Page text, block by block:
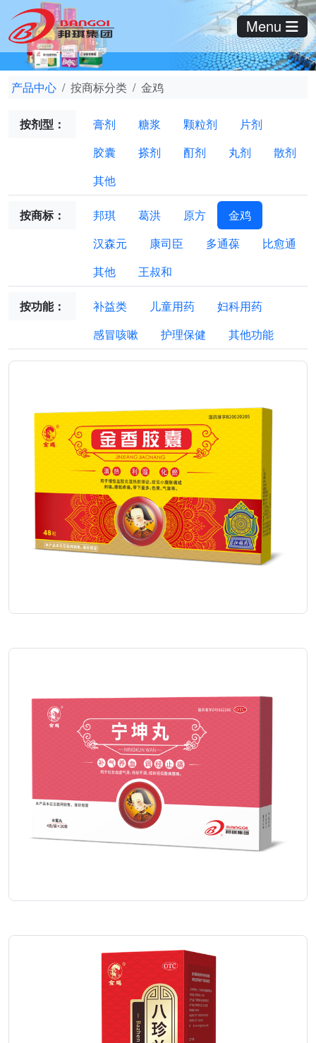
Menu
产品中心 按商标分类 金鸡
按剂型： 膏剂 糖浆 颗粒剂
片剂
胶囊
搽剂 酊剂 丸剂
散剂
其他
按商标： 邦琪 葛洪 原方
金鸡
汉森元
康司臣 多通葆
比愈通
其他
王叔和
按功能： 补益类 儿童用药
妇科用药
感冒咳嗽
护理保健 其他功能